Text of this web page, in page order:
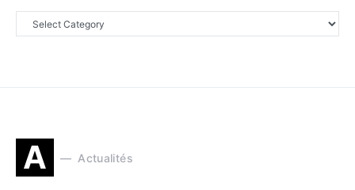
A Actualités